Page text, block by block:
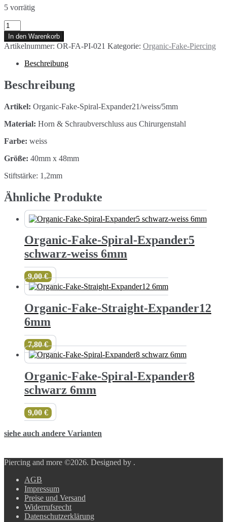
5 vorrätig
Organic-
Fake-
Spiral-
Expander21
weiss
Menge
In den Warenkorb
Artikelnummer: OR-FA-PI-021 Kategorie: Organic-Fake-Piercing
Beschreibung
Beschreibung
Artikel: Organic-Fake-Spiral-Expander21/weiss/5mm
Material: Horn & Schraubverschluss aus Chirurgenstahl
Farbe: weiss
Größe: 40mm x 48mm
Stiftstärke: 1,2mm
Ähnliche Produkte
Organic-Fake-Spiral-Expander5
schwarz-weiss 6mm
9,00€
Organic-Fake-Straight-Expander12
6mm
7,80€
Organic-Fake-Spiral-Expander8
schwarz 6mm
9,00 €
siehe auch andere Varianten
Piercing and more ©2026. Designed by .
AGB
Impressum
Preise und Versand
Widerrufsrecht
Datenschutzerklärung